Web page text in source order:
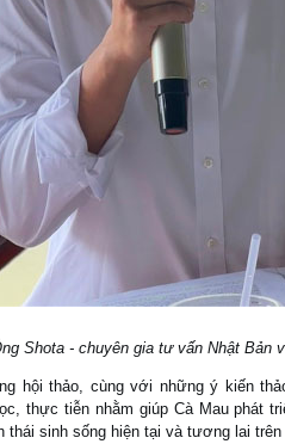
Shota - chuyên gia tư vấn Nhật Bản
hội thảo, cùng với những ý kiến
thực tiễn nhằm giúp Cà Mau phát
sinh sống hiện tại và tương lai trên